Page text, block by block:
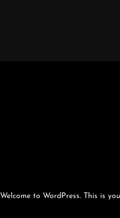
Welcome to WordPress. This is